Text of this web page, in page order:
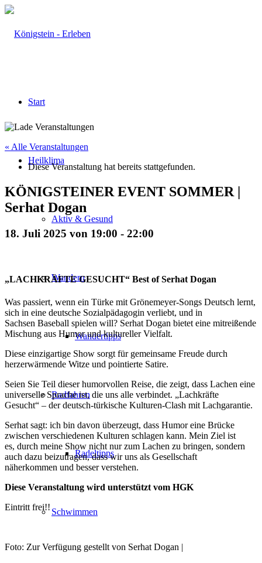
Start
Heilklima
Aktiv & Gesund
Wandern
Wandertipps
Radfahren
Radeltipps
Schwimmen
« Alle Veranstaltungen
Diese Veranstaltung hat bereits stattgefunden.
KÖNIGSTEINER EVENT SOMMER |
Serhat Dogan
18. Juli 2025 von 19:00 - 22:00
„LACHKRÄFTE GESUCHT“ Best of Serhat Dogan
Was passiert, wenn ein Türke mit Grönemeyer-Songs Deutsch lernt,
sich in eine deutsche Sozialpädagogin verliebt, und in
Sachsen Baseball spielen will? Serhat Dogan bietet eine mitreißende
Mischung aus Humor und kultureller Vielfalt.
Diese einzigartige Show sorgt für gemeinsame Freude durch
herzerwärmende Witze und pointierte Satire.
Seien Sie Teil dieser humorvollen Reise, die zeigt, dass Lachen eine
universelle Sprache ist, die uns alle verbindet. „Lachkräfte
Gesucht“ – der deutsch-türkische Kulturen-Clash mit Lachgarantie.
Serhat sagt: ich bin davon überzeugt, dass Humor eine Brücke
zwischen verschiedenen Kulturen schlagen kann. Mein Ziel ist
es, durch meine Show nicht nur zum Lachen zu bringen, sondern
auch dazu beizutragen, dass wir uns als Gesellschaft
näherkommen und besser verstehen.
Diese Veranstaltung wird unterstützt vom HGK
Eintritt frei!!
Foto: Zur Verfügung gestellt von Serhat Dogan |